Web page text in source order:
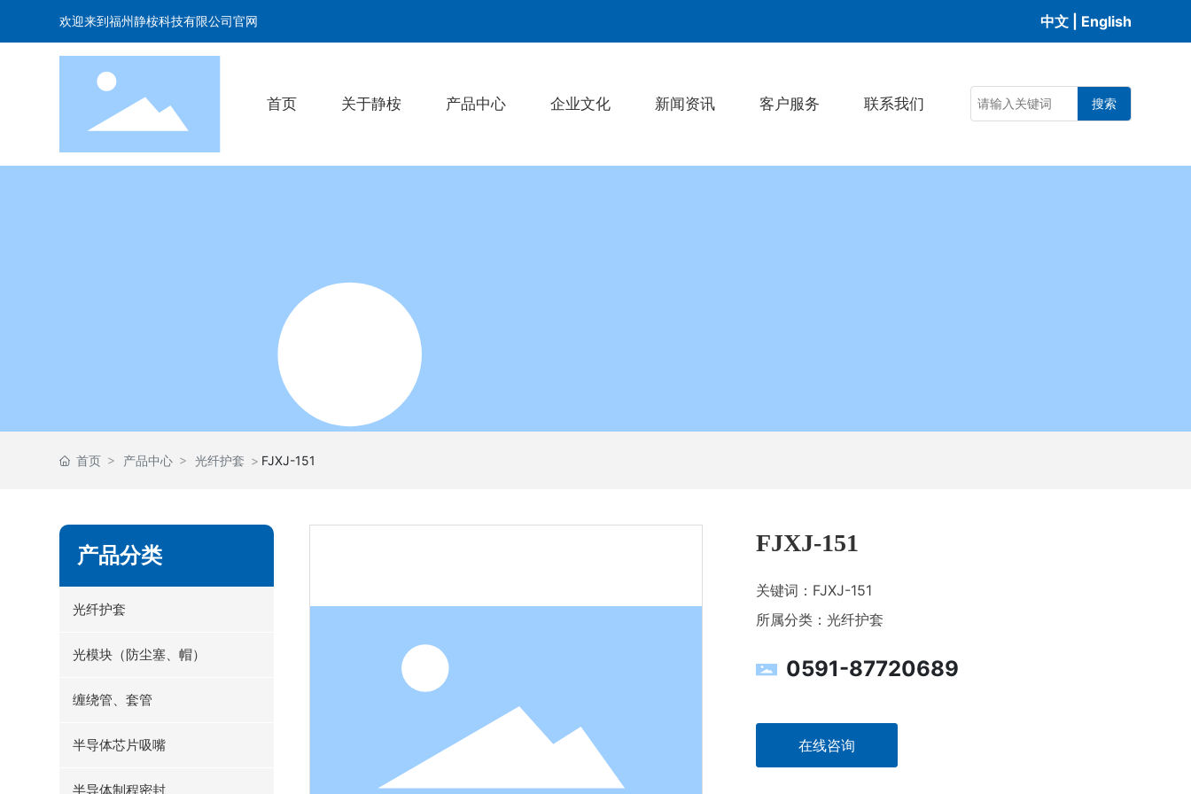
欢迎来到福州静桉科技有限公司官网 中文| English
首页 关于静桉 产品中心 企业文化 新闻资讯 客户服务 联系我们 搜索
首页 产品中心 光纤护套 FJXJ-151
产品分类
光纤护套
光模块（防尘塞、帽）
缠绕管、套管
半导体芯片吸嘴
半导体制程密封
FJXJ-151
关键词： FJXJ-151
所属分类： 光纤护套
0591-87720689
在线咨询